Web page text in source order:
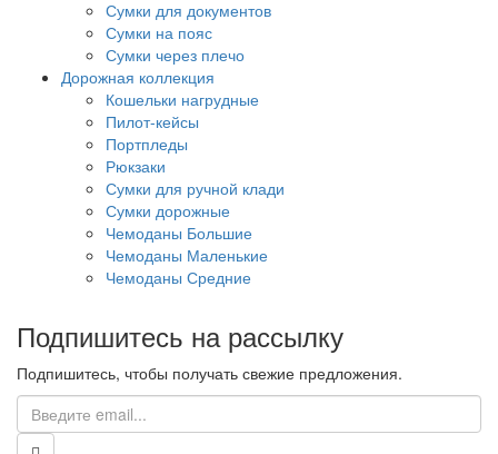
Сумки для документов
Сумки на пояс
Сумки через плечо
Дорожная коллекция
Кошельки нагрудные
Пилот-кейсы
Портпледы
Рюкзаки
Сумки для ручной клади
Сумки дорожные
Чемоданы Большие
Чемоданы Маленькие
Чемоданы Средние
Подпишитесь на рассылку
Подпишитесь, чтобы получать свежие предложения.